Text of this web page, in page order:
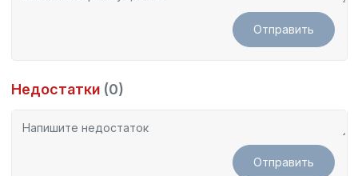
Отправить
Недостатки (0)
Отправить